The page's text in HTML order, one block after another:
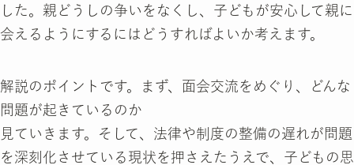
した。親どうしの争いをなくし、子どもが安心して親に
会えるようにするにはどうすればよいか考えます。
解説のポイントです。まず、面会交流をめぐり、どんな
問題が起きているのか
見ていきます。そして、法律や制度の整備の遅れが問題
を深刻化させている現状を押さえたうえで、子どもの思